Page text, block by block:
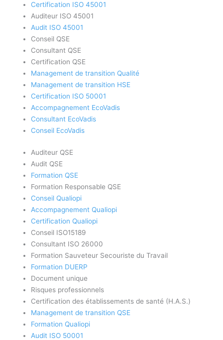
Certification ISO 45001
Auditeur ISO 45001
Audit ISO 45001
Conseil QSE
Consultant QSE
Certification QSE
Management de transition Qualité
Management de transition HSE
Certification ISO 50001
Accompagnement EcoVadis
Consultant EcoVadis
Conseil EcoVadis
Auditeur QSE
Audit QSE
Formation QSE
Formation Responsable QSE
Conseil Qualiopi
Accompagnement Qualiopi
Certification Qualiopi
Conseil ISO15189
Consultant ISO 26000
Formation Sauveteur Secouriste du Travail
Formation DUERP
Document unique
Risques professionnels
Certification des établissements de santé (H.A.S.)
Management de transition QSE
Formation Qualiopi
Audit ISO 50001